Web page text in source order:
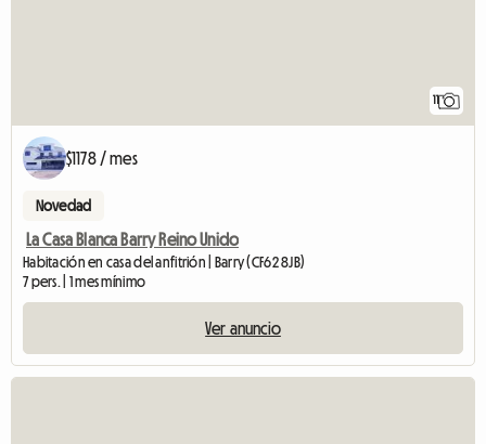
11
$1178 / mes
Novedad
La Casa Blanca Barry Reino Unido
Habitación en casa del anfitrión | Barry (CF62 8JB)
7 pers. | 1 mes mínimo
Ver anuncio